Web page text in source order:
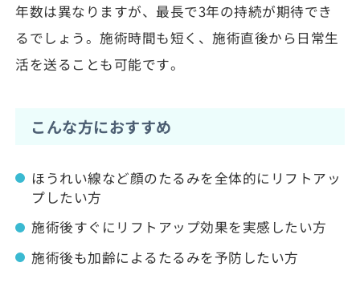
年数は異なりますが、最長で3年の持続が期待でき
るでしょう。施術時間も短く、施術直後から日常生
活を送ることも可能です。
こんな方におすすめ
ほうれい線など顔のたるみを全体的にリフトアッ
プしたい方
施術後すぐにリフトアップ効果を実感したい方
施術後も加齢によるたるみを予防したい方